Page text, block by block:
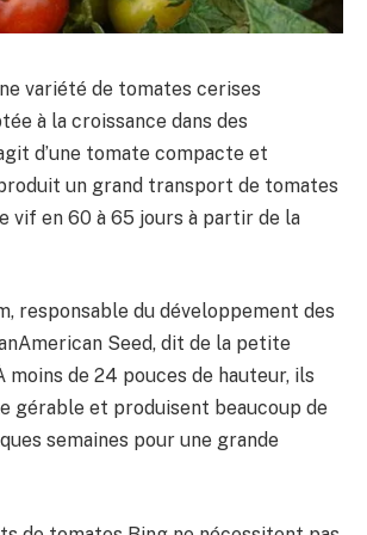
variété de tomates cerises
à la croissance dans des
d’une tomate compacte et
un grand transport de tomates
vif en 60 à 65 jours à partir de la
responsable du développement des
Seed, dit de la petite
moins de 24 pouces de hauteur, ils
gérable et produisent beaucoup de
semaines pour une grande